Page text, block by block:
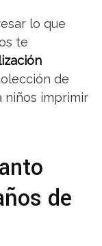
lo que
te
de
niños imprimir
de